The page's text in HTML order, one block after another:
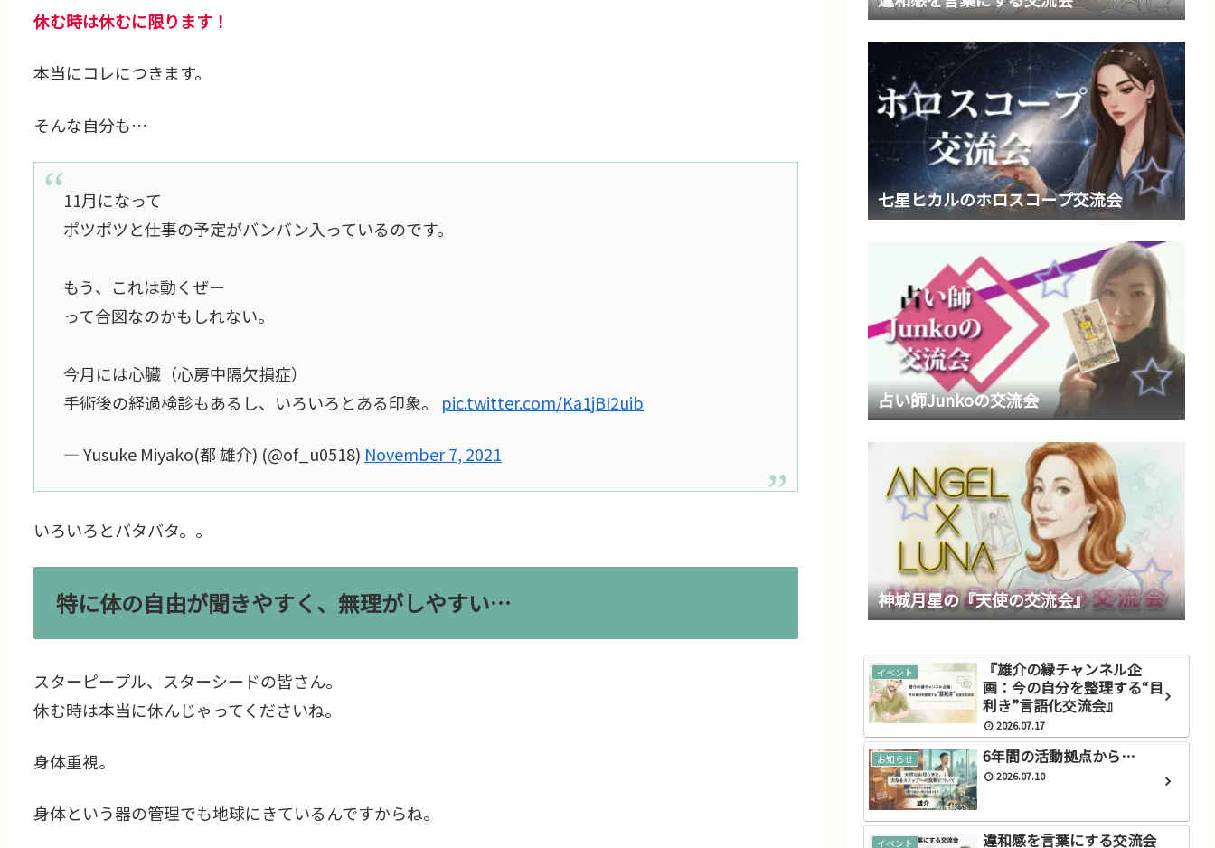
休む時は休むに限ります！
本当にコレにつきます。
そんな自分も…
11月になって
ポツポツと仕事の予定がバンバン入っているのです。
もう、これは動くぜー
って合図なのかもしれない。
今月には心臓（心房中隔欠損症）
手術後の経過検診もあるし、いろいろとある印象。 pic.twitter.com/Ka1jBI2uib
— Yusuke Miyako(都 雄介) (@of_u0518) November 7, 2021
いろいろとバタバタ。。
特に体の自由が聞きやすく、無理がしやすい…
スターピープル、スターシードの皆さん。
休む時は本当に休んじゃってくださいね。
身体重視。
身体という器の管理でも地球にきているんですからね。
七星ヒカルのホロスコープ交流会
占い師Junkoの交流会
神城月星の『天使の交流会』
イベント
『雄介の縁チャンネル企
画：今の自分を整理する“目
利き”言語化交流会』
2026.07.17
お知らせ 6年間の活動拠点から…
2026.07.10
イベント 違和感を言葉にする交流会